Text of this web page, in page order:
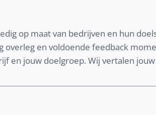
op maat van bedrijven en hun
overleg en voldoende feedback
en jouw doelgroep. Wij vertalen